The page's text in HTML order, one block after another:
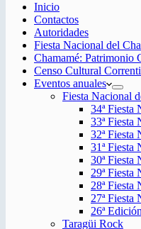
Inicio
Contactos
Autoridades
Fiesta Nacional del
Chamamé: Patrimonio
Censo Cultural
Eventos anuales
Fiesta Nacional
34ª Fiesta
33ª Fiesta
32ª Fiesta
31ª Fiesta
30ª Fiesta
29ª Fiesta
28ª Fiesta
27ª Fiesta
26ª
Taragüi Rock